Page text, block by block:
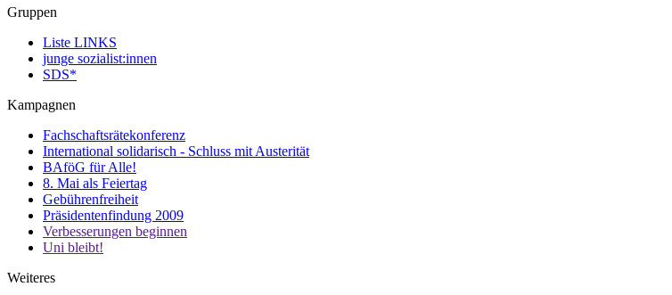
Gruppen
Liste LINKS
junge sozialist:innen
SDS*
Kampagnen
Fachschaftsrätekonferenz
International solidarisch - Schluss mit Austerität
BAföG für Alle!
8. Mai als Feiertag
Gebührenfreiheit
Präsidentenfindung 2009
Verbesserungen beginnen
Uni bleibt!
Weiteres